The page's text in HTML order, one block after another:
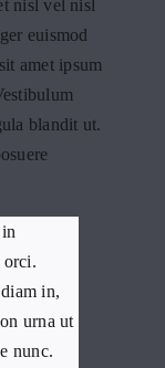
nisl vel nisl
euismod
amet ipsum
blandit ut.
orci.
in,
urna ut
nunc.